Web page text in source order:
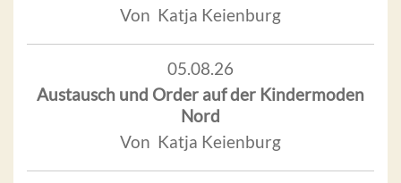
Von Katja Keienburg
05.08.26
Austausch und Order auf der Kindermoden
Nord
Von Katja Keienburg